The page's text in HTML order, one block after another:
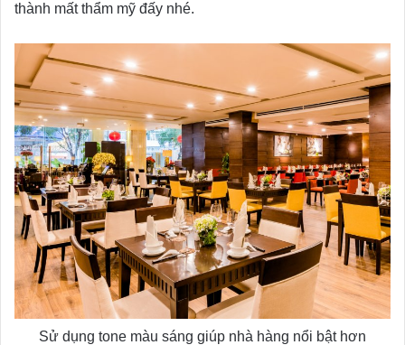
thành mất thẩm mỹ đấy nhé.
Sử dụng tone màu sáng giúp nhà hàng nổi bật hơn